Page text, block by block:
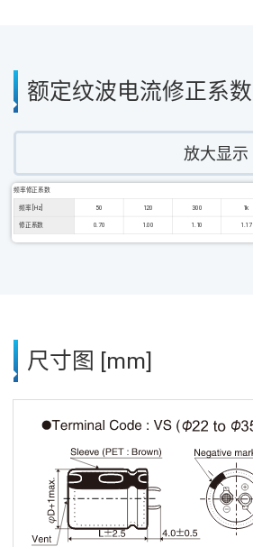
额定纹波电流修正系数
放大显示
频率修正系数
频率 [Hz] 50 120 300 1k
修正系数 0.70 1.00 1.10 1.17
尺寸图 [mm]